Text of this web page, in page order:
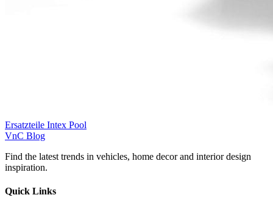
Ersatzteile Intex Pool
VnC Blog
Find the latest trends in vehicles, home decor and interior design
inspiration.
Quick Links